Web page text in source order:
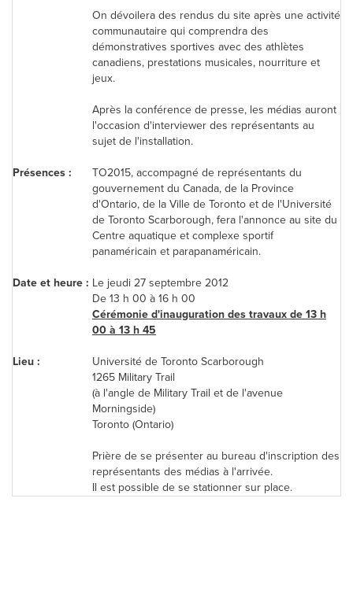
On dévoilera des rendus du site après une activité
communautaire qui comprendra des
démonstratives sportives avec des athlètes
canadiens, prestations musicales, nourriture et
jeux.
Après la conférence de presse, les médias auront
l'occasion d'interviewer des représentants au
sujet de l'installation.
Présences :
TO2015, accompagné de représentants du
gouvernement du Canada, de la Province
d'Ontario, de la Ville deTorontoet de l'Université
deTorontoScarborough, fera l'annonce au site du
Centre aquatique et complexe sportif
panaméricain et parapanaméricain.
Date et heure : Le jeudi 27 septembre 2012
De 13 h 00 à 16 h 00
Cérémonie d'inauguration des travaux de 13 h
00 à 13 h 45
Lieu :
Université deTorontoScarborough
1265 Military Trail
(à l'angle de Military Trail et de l'avenue
Morningside)
Toronto(Ontario)
Prière de se présenter au bureau d'inscription des
représentants des médias à l'arrivée.
Il est possible de se stationner sur place.